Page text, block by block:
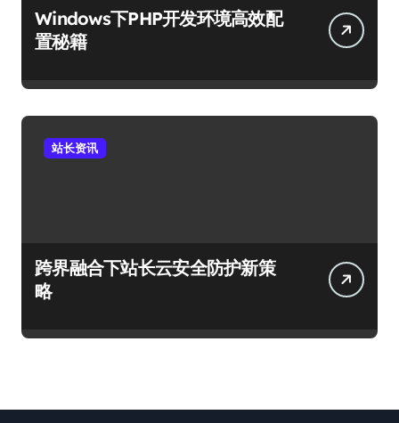
Windows下PHP开发环境高效配
置秘籍
站长资讯
跨界融合下站长云安全防护新策
略